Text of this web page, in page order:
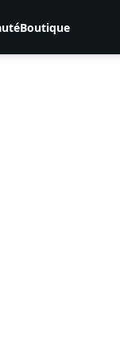
Boutique